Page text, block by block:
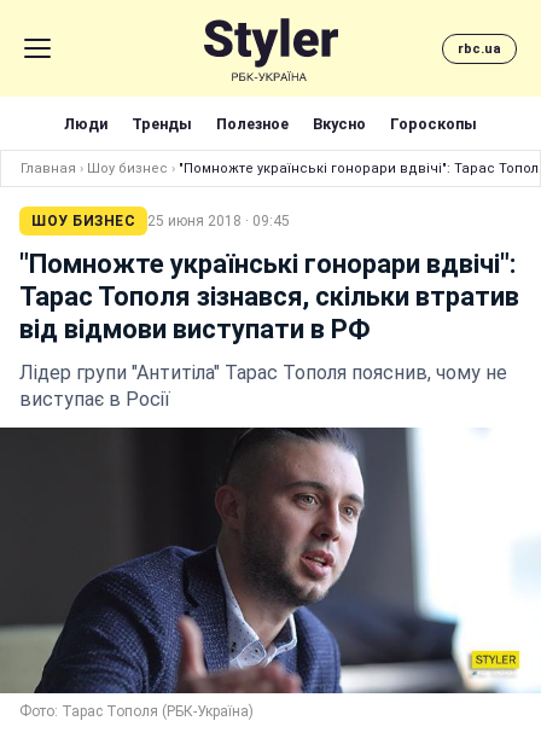
rbc.ua
Люди Тренды Полезное Вкусно Гороскопы
Главная › Шоу бизнес › "Помножте українські гонорари вдвічі": Тарас
ШОУ БИЗНЕС 25 июня 2018 · 09:45
"Помножте українські гонорари вдвічі":
Тарас Тополя зізнався, скільки втратив
від відмови виступати в РФ
Лідер групи "Антитіла" Тарас Тополя пояснив, чому не
виступає в Росії
Фото: Тарас Тополя (РБК-Україна)